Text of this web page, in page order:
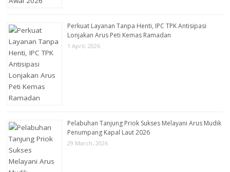
Perkuat Layanan Tanpa Henti, IPC TPK Antisipasi
Lonjakan Arus Peti Kemas Ramadan
1 April, 2026
Pelabuhan Tanjung Priok Sukses Melayani Arus Mudik
Penumpang Kapal Laut 2026
29 March, 2026